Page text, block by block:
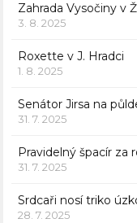
Zahrada Vysočiny v
3. 8. 2025
Roxette v J. Hradci
1. 8. 2025
Senátor Jirsa na
31. 7. 2025
Pravidelný špacír za
31. 7. 2025
Srdcaři nosí triko
28. 7. 2025